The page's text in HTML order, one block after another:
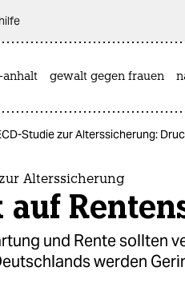
anhalt gewalt gegen frauen
Studie zur Alterssicherung:
Alterssicherung
auf
und Rente sollten
werden